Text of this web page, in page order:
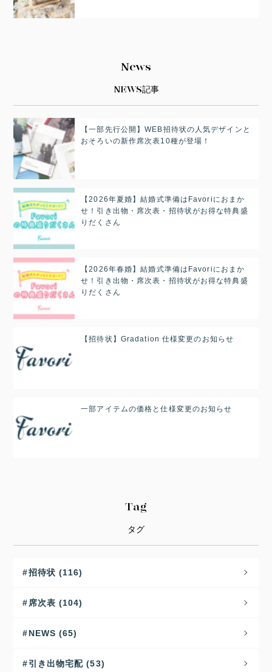
News
NEWS記事
【一部先行公開】WEB招待状の人気デザインと
おそろいの新作席次表10種が登場！
【2026年夏婚】結婚式準備はFavoriにおまか
せ！引き出物・席次表・招待状がお得な特典盛
りだくさん
【2026年春婚】結婚式準備はFavoriにおまか
せ！引き出物・席次表・招待状がお得な特典盛
りだくさん
【招待状】Gradation 仕様変更のお知らせ
一部アイテムの価格と仕様変更のお知らせ
Tag
タグ
招待状 (116)
席次表 (104)
NEWS (65)
引き出物宅配 (53)